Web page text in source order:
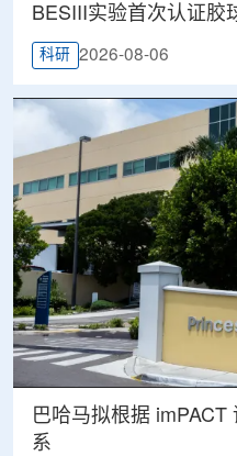
BESIII实验首次认证胶
科研 2026-08-06
巴哈马拟根据
系